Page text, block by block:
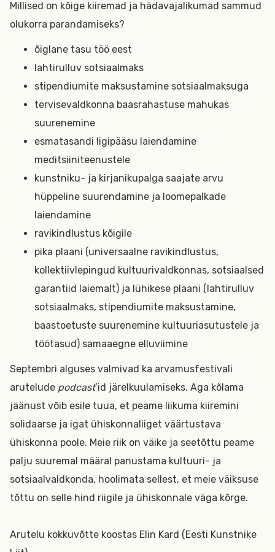
Millised on kõige kiiremad ja hädavajalikumad sammud
olukorra parandamiseks?
õiglane tasu töö eest
lahtirulluv sotsiaalmaks
stipendiumite maksustamine sotsiaalmaksuga
tervisevaldkonna baasrahastuse mahukas
suurenemine
esmatasandi ligipääsu laiendamine
meditsiiniteenustele
kunstniku- ja kirjanikupalga saajate arvu
hüppeline suurendamine ja loomepalkade
laiendamine
ravikindlustus kõigile
pika plaani (universaalne ravikindlustus,
kollektiivlepingud kultuurivaldkonnas, sotsiaalsed
garantiid laiemalt) ja lühikese plaani (lahtirulluv
sotsiaalmaks, stipendiumite maksustamine,
baastoetuste suurenemine kultuuriasutustele ja
töötasud) samaaegne elluviimine
Septembri alguses valmivad ka arvamusfestivali
arutelude podcast’id järelkuulamiseks. Aga kõlama
jäänust võib esile tuua, et peame liikuma kiiremini
solidaarse ja igat ühiskonnaliiget väärtustava
ühiskonna poole. Meie riik on väike ja seetõttu peame
palju suuremal määral panustama kultuuri- ja
sotsiaalvaldkonda, hoolimata sellest, et meie väiksuse
tõttu on selle hind riigile ja ühiskonnale väga kõrge.
Arutelu kokkuvõtte koostas Elin Kard (Eesti Kunstnike